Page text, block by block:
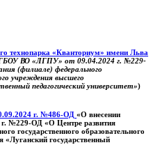
технопарка «Кванториум» имени Льва
ВО «ЛГПУ» от 09.04.2024 г. №229-
(филиале) федерального
учреждения высшего
педагогический университет»)
г. №486-ОД «О внесении
г. №229-ОД «О Центре развития
государственного образовательного
«Луганский государственный